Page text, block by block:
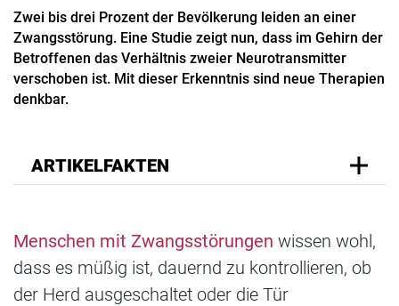
Zwei bis drei Prozent der Bevölkerung leiden an einer
Zwangsstörung. Eine Studie zeigt nun, dass im Gehirn der
Betroffenen das Verhältnis zweier Neurotransmitter
verschoben ist. Mit dieser Erkenntnis sind neue Therapien
denkbar.
ARTIKELFAKTEN
Menschen mit Zwangsstörungen wissen wohl,
dass es müßig ist, dauernd zu kontrollieren, ob
der Herd ausgeschaltet oder die Tür